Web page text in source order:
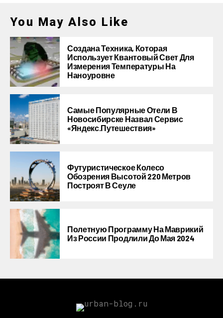
You May Also Like
Создана Техника, Которая
Использует Квантовый Свет Для
Измерения Температуры На
Наноуровне
Самые Популярные Отели В
Новосибирске Назвал Сервис
«Яндекс.Путешествия»
Футуристическое Колесо
Обозрения Высотой 220 Метров
Построят В Сеуле
Полетную Программу На Маврикий
Из России Продлили До Мая 2024